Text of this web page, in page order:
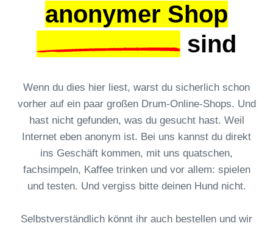
anonymer Shop
sind
Wenn du dies hier liest, warst du sicherlich schon
vorher auf ein paar großen Drum-Online-Shops. Und
hast nicht gefunden, was du gesucht hast. Weil
Internet eben anonym ist. Bei uns kannst du direkt
ins Geschäft kommen, mit uns quatschen,
fachsimpeln, Kaffee trinken und vor allem: spielen
und testen. Und vergiss bitte deinen Hund nicht.
Selbstverständlich könnt ihr auch bestellen und wir